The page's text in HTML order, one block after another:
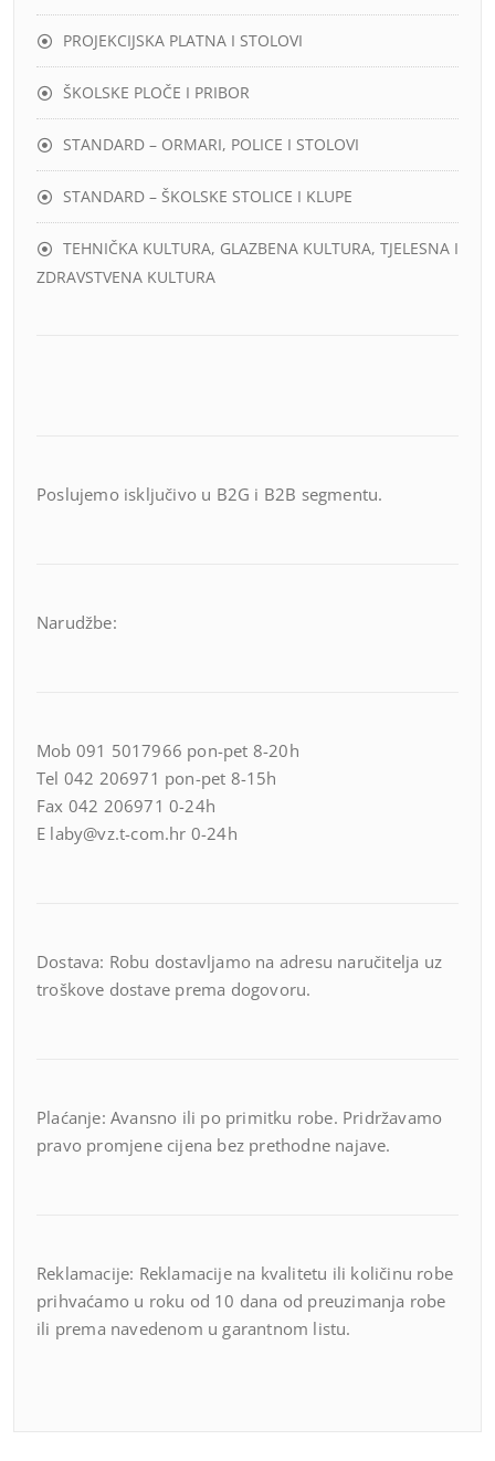
PROJEKCIJSKA PLATNA I STOLOVI
ŠKOLSKE PLOČE I PRIBOR
STANDARD – ORMARI, POLICE I STOLOVI
STANDARD – ŠKOLSKE STOLICE I KLUPE
TEHNIČKA KULTURA, GLAZBENA KULTURA, TJELESNA I
ZDRAVSTVENA KULTURA
Poslujemo isključivo u B2G i B2B segmentu.
Narudžbe:
Mob 091 5017966 pon-pet 8-20h
Tel 042 206971 pon-pet 8-15h
Fax 042 206971 0-24h
E laby@vz.t-com.hr 0-24h
Dostava: Robu dostavljamo na adresu naručitelja uz
troškove dostave prema dogovoru.
Plaćanje: Avansno ili po primitku robe. Pridržavamo
pravo promjene cijena bez prethodne najave.
Reklamacije: Reklamacije na kvalitetu ili količinu robe
prihvaćamo u roku od 10 dana od preuzimanja robe
ili prema navedenom u garantnom listu.